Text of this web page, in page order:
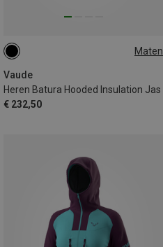
Maten
Vaude
Heren Batura Hooded Insulation Jas
€ 232,50
S
3XL